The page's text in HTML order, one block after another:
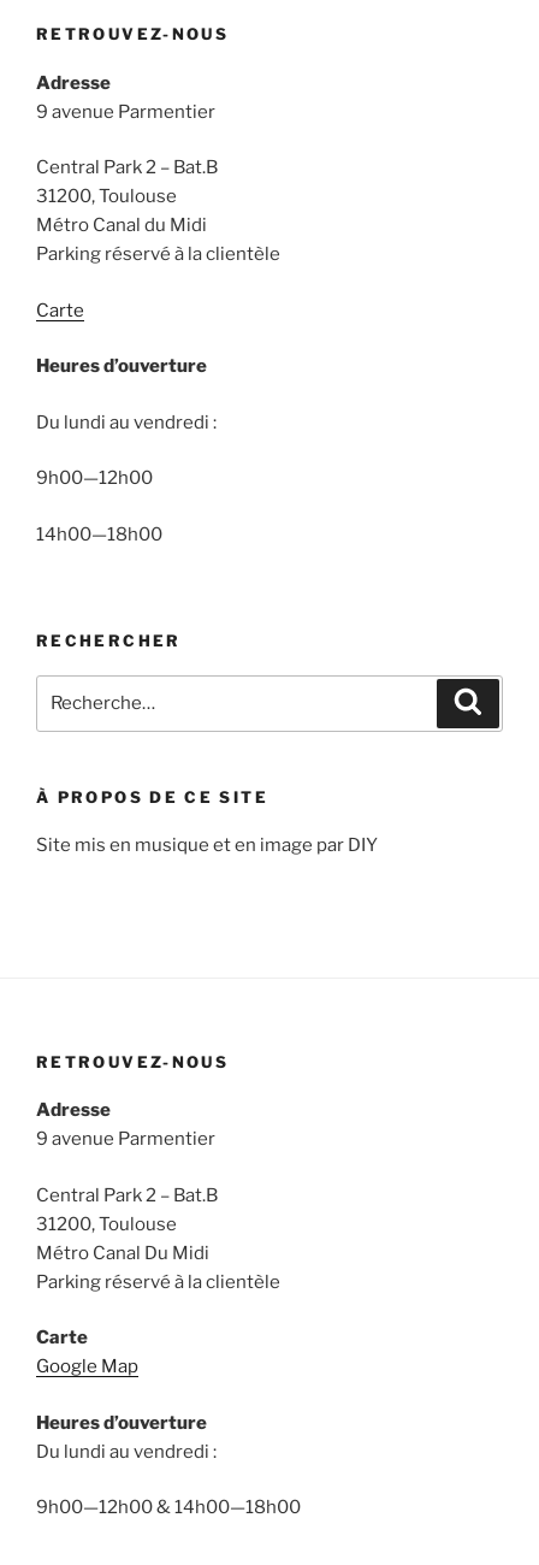
RETROUVEZ-NOUS
Adresse
9 avenue Parmentier
Central Park 2 – Bat.B
31200, Toulouse
Métro Canal du Midi
Parking réservé à la clientèle
Carte
Heures d’ouverture
Du lundi au vendredi :
9h00—12h00
14h00—18h00
RECHERCHER
pour
À PROPOS DE CE SITE
Site mis en musique et en image par DIY
RETROUVEZ-NOUS
Adresse
9 avenue Parmentier
Central Park 2 – Bat.B
31200, Toulouse
Métro Canal Du Midi
Parking réservé à la clientèle
Carte
Google Map
Heures d’ouverture
Du lundi au vendredi :
9h00—12h00 & 14h00—18h00